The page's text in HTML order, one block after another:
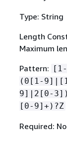
Type: String
Length
Maximum
Pattern:
(0[1-
9]|2[0-
[0-9]+)?Z
Required: No